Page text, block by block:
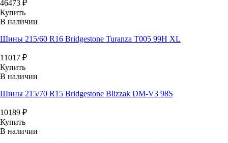
46473 ₽
Купить
В наличии
Шины 215/60 R16 Bridgestone Turanza T005 99H XL
11017 ₽
Купить
В наличии
Шины 215/70 R15 Bridgestone Blizzak DM-V3 98S
10189 ₽
Купить
В наличии